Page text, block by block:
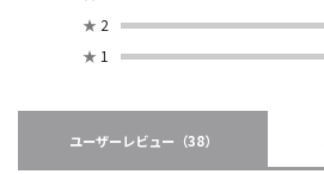
★ 2
★ 1
ユーザーレビュー （38）